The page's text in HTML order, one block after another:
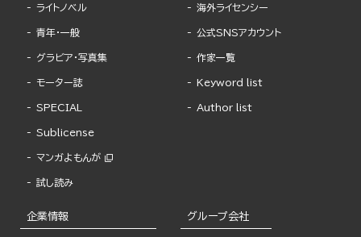
ライトノベル
青年・一般
グラビア・写真集
モーター誌
SPECIAL
Sublicense
マンガよもんが
試し読み
海外ライセンシー
公式SNSアカウント
作家一覧
Keyword list
Author list
企業情報 グループ会社